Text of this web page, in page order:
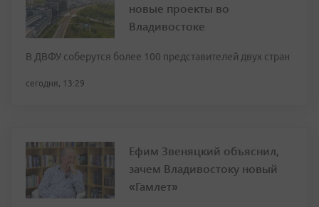
новые проекты во
Владивостоке
В ДВФУ соберутся более 100 представителей двух стран
сегодня, 13:29
Ефим Звеняцкий объяснил,
зачем Владивостоку новый
«Гамлет»